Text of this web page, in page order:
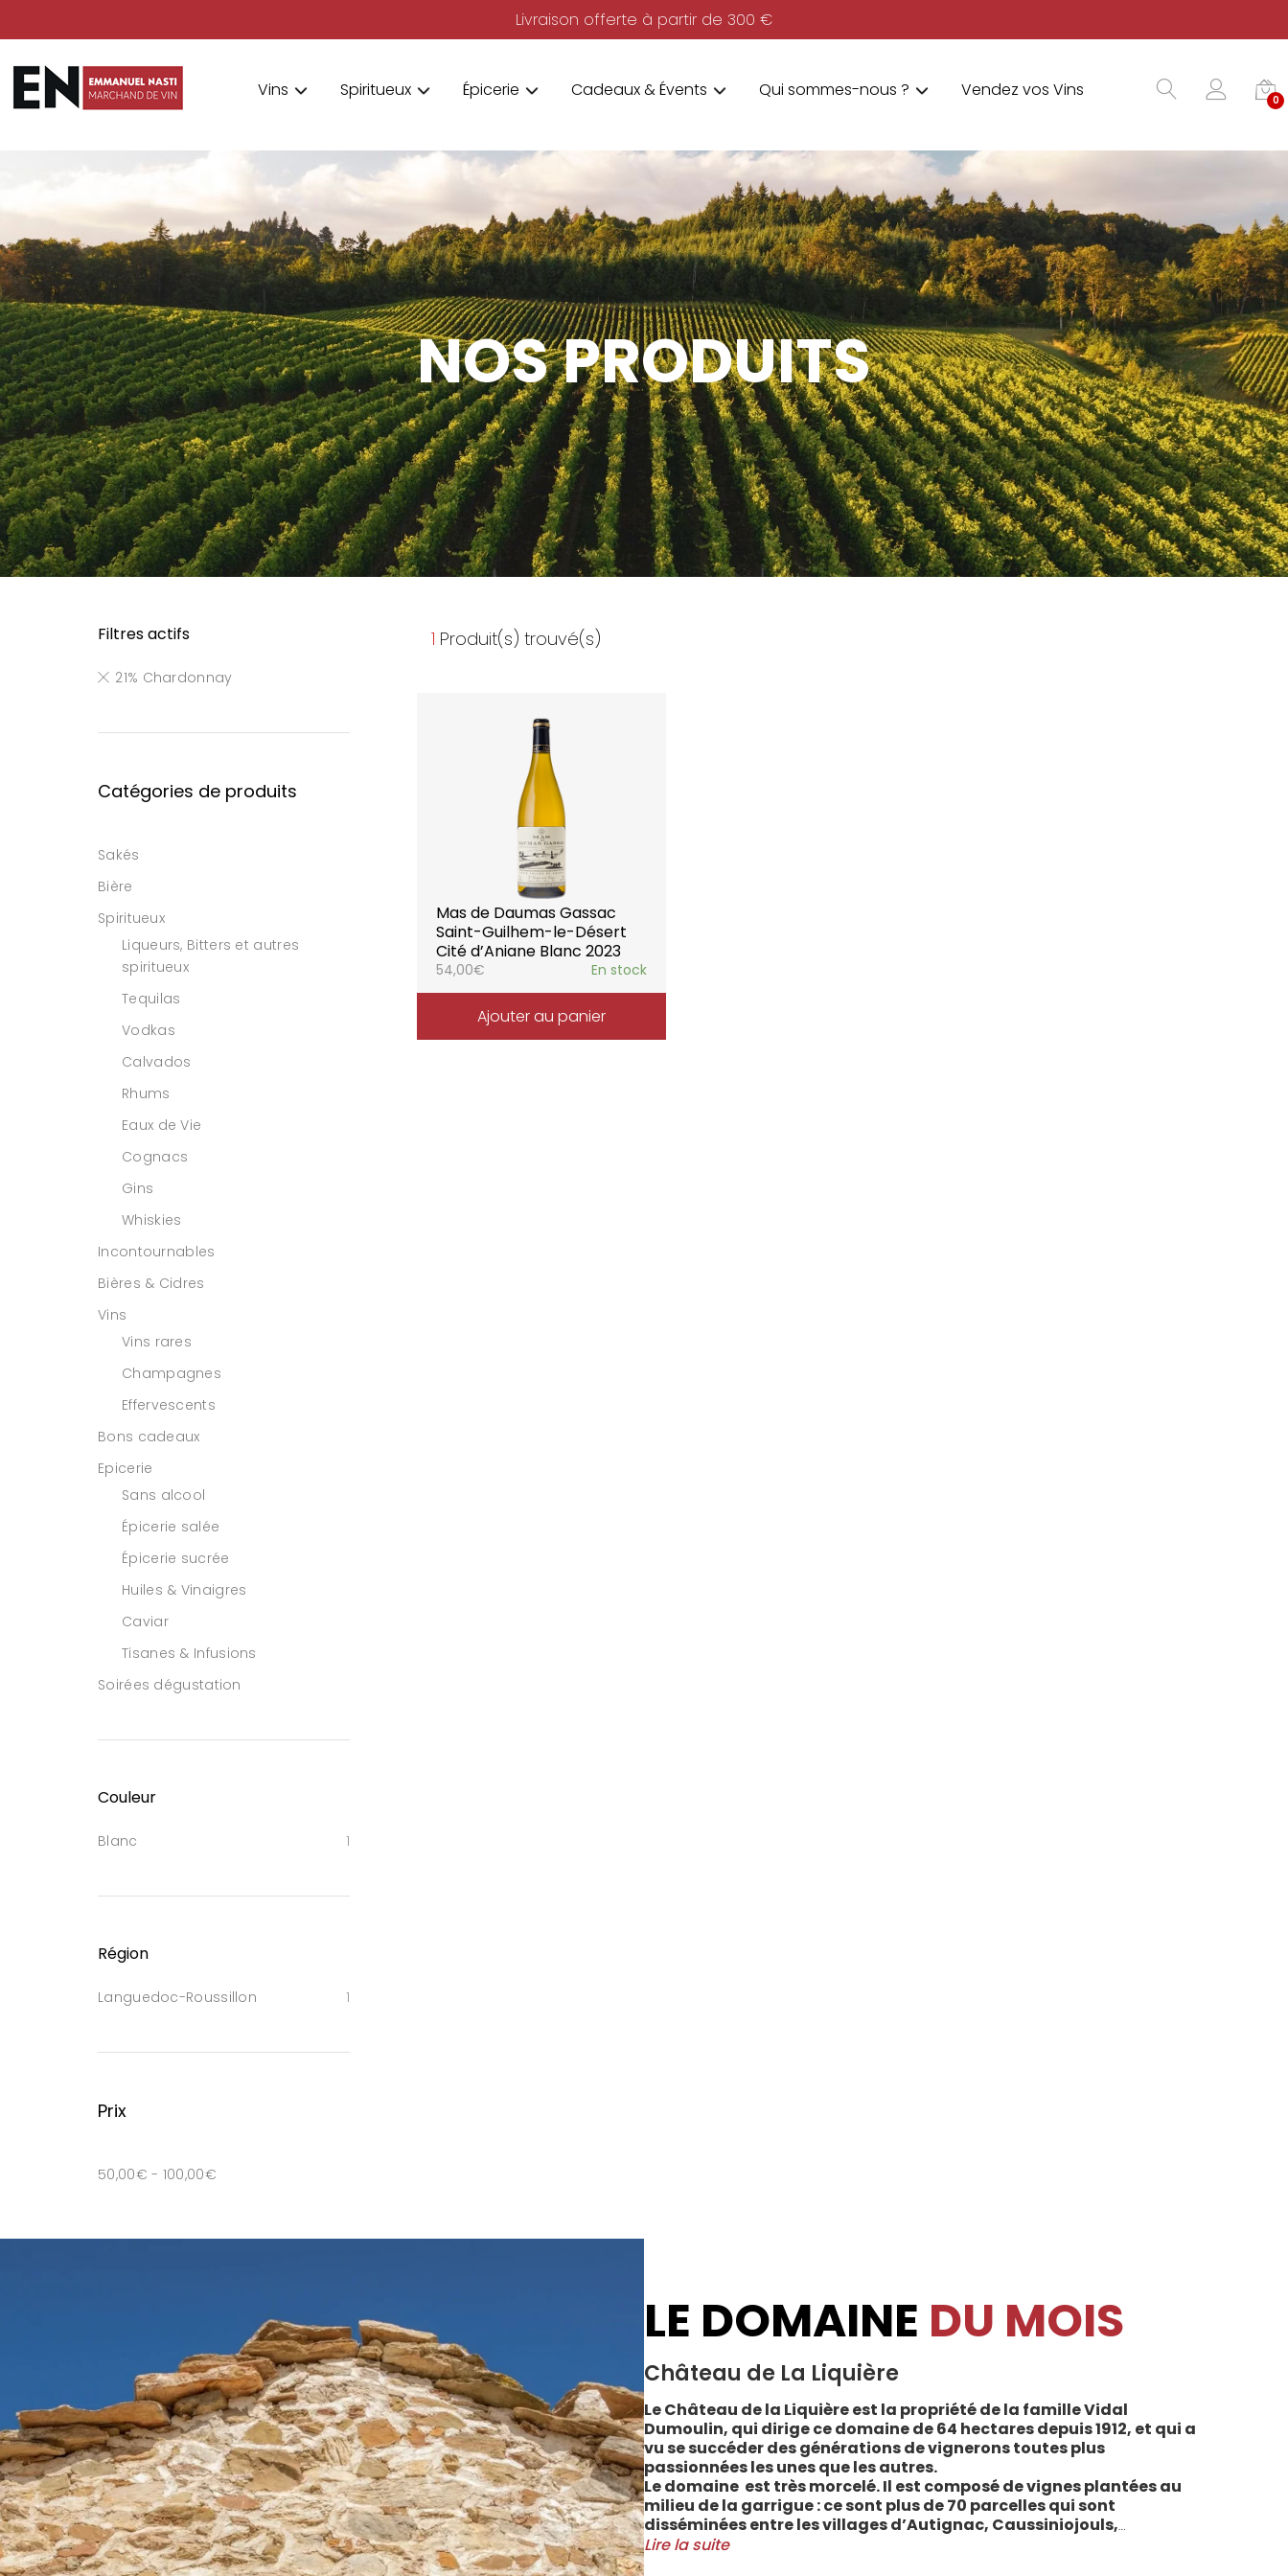
Livraison offerte à partir de 300 €
Vins Spiritueux Épicerie Cadeaux & Évents Qui sommes-nous ? Vendez vos Vins 0
NOS PRODUITS
1 Produit(s) trouvé(s)
Mas de Daumas Gassac
Saint-Guilhem-le-Désert
Cité d’Aniane Blanc 2023
54,00€ En stock
Ajouter au panier
Filtres actifs
21% Chardonnay
Catégories de produits
Sakés
Bière
Spiritueux
Liqueurs, Bitters et autres
spiritueux
Tequilas
Vodkas
Calvados
Rhums
Eaux de Vie
Cognacs
Gins
Whiskies
Incontournables
Bières & Cidres
Vins
Vins rares
Champagnes
Effervescents
Bons cadeaux
Epicerie
Sans alcool
Épicerie salée
Épicerie sucrée
Huiles & Vinaigres
Caviar
Tisanes & Infusions
Soirées dégustation
Couleur
Blanc 1
Région
Languedoc-Roussillon 1
Prix
50,00€ - 100,00€
LE DOMAINE DU MOIS
Château de La Liquière
Le Château de la Liquière est la propriété de la famille Vidal
Dumoulin, qui dirige ce domaine de 64 hectares depuis 1912, et qui a
vu se succéder des générations de vignerons toutes plus
passionnées les unes que les autres.
Le domaine est très morcelé. Il est composé de vignes plantées au
milieu de la garrigue : ce sont plus de 70 parcelles qui sont
disséminées entre les villages d’Autignac, Caussiniojouls,
Cabrerolles et Faugères, au nord de l’aire de l’Appellation. La grande
Lire la suite